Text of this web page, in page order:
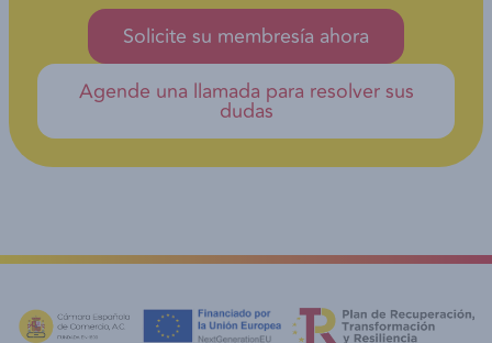
Solicite su membresía ahora
Agende una llamada para resolver sus
dudas